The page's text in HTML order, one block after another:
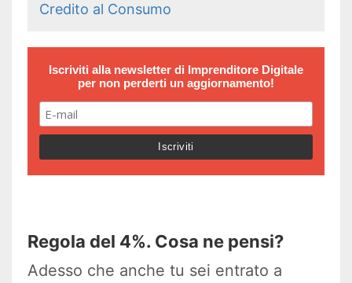
Credito al Consumo
Iscriviti alla newsletter di Imprenditore Digitale
per non perderti un aggiornamento!
Regola del 4%. Cosa ne pensi?
Adesso che anche tu sei entrato a